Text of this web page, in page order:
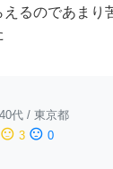
えるのであまり
40代 / 東京都
sentiment_neutral 3 sentiment_dissatisfied 0